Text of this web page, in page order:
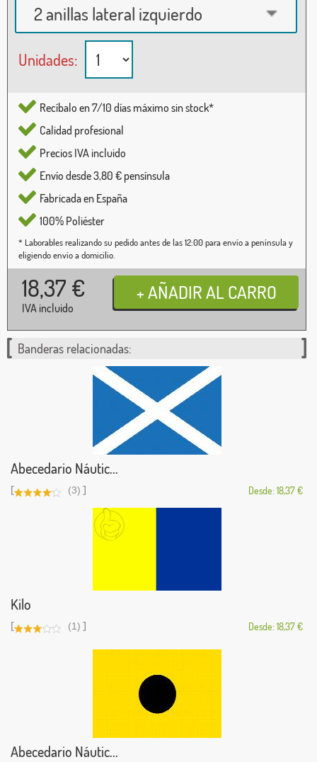
2 anillas lateral izquierdo
Unidades:
Recíbalo en 7/10 días máximo sin stock*
Calidad profesional
Precios IVA incluido
Envío desde 3,80 € pensínsula
Fabricada en España
100% Poliéster
* Laborables realizando su pedido antes de las 12:00 para envío a península y
eligiendo envío a domicilio.
18,37 €
IVA incluido
Banderas relacionadas:
Abecedario Náutic...
[ (3) ] Desde: 18,37 €
Kilo
[ (1) ] Desde: 18,37 €
Abecedario Náutic...